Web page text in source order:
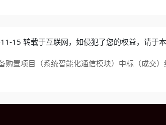
15 转载于互联网，如侵犯了您的权益，请于本
购置项目（系统智能化通信模块）中标（成交